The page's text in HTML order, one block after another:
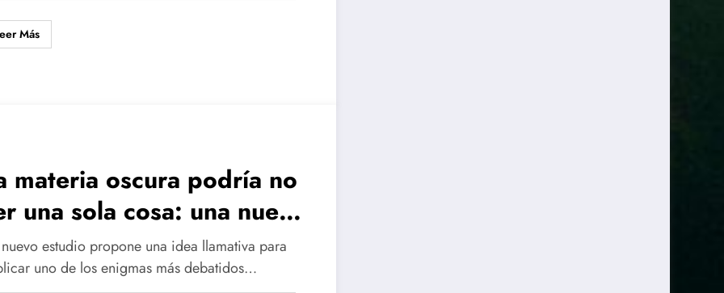
Más
materia oscura podría no
una sola cosa: una nueva
plantea que tendría
formas distintas
estudio propone una idea llamativa para
uno de los enigmas más debatidos…